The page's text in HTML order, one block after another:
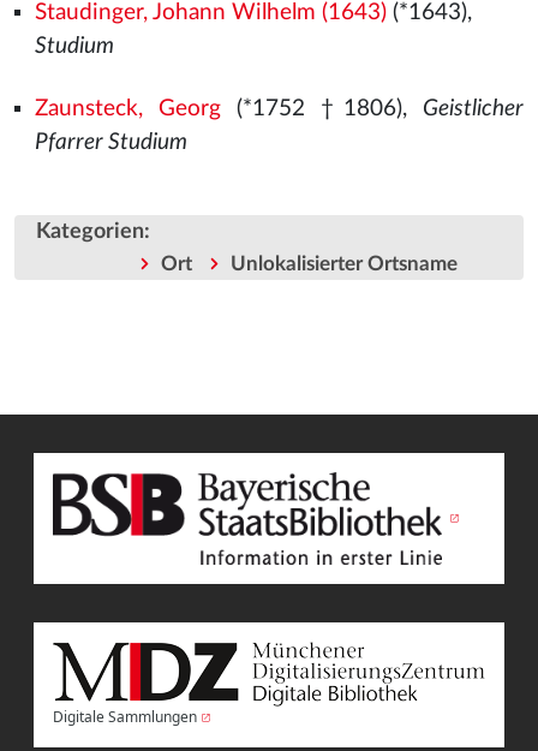
Staudinger, Johann Wilhelm (1643)(*1643),
Studium
Zaunsteck, Georg(*1752 †1806), Geistlicher
Pfarrer Studium
Kategorien:
Ort Unlokalisierter Ortsname
Digitale Sammlungen